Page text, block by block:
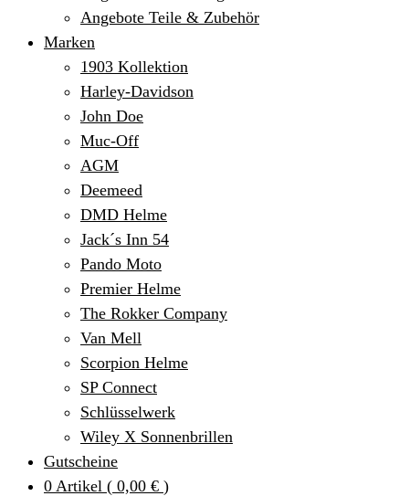
Angebote Teile & Zubehör
Marken
1903 Kollektion
Harley-Davidson
John Doe
Muc-Off
AGM
Deemeed
DMD Helme
Jack´s Inn 54
Pando Moto
Premier Helme
The Rokker Company
Van Mell
Scorpion Helme
SP Connect
Schlüsselwerk
Wiley X Sonnenbrillen
Gutscheine
0 Artikel ( 0,00 € )